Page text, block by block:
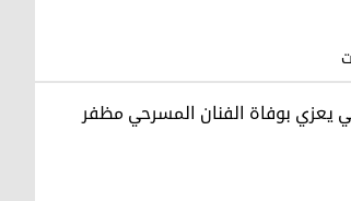
يعزي بوفاة الفنان المسرحي مظفر